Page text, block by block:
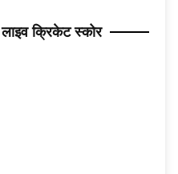
लाइव क्रिकेट स्कोर